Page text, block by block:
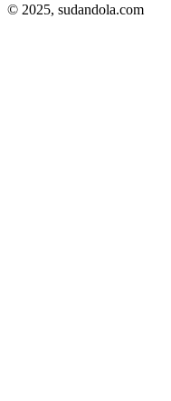
© 2025, sudandola.com